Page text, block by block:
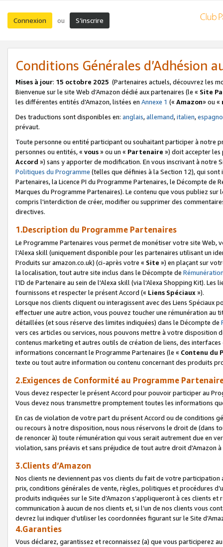
Connexion ou S’inscrire
Conditions Générales d’Adhésion
Mises à jour: 15 octobre 2025 (Partenaires actuels, découvrez les
Bienvenue sur le site Web d’Amazon dédié aux partenaires (le « Site
les différentes entités d’Amazon, listées en Annexe 1 (« Amazon» ou «
Des traductions sont disponibles en: anglais,allemand,italien,
prévaut.
Toute personne ou entité participant ou souhaitant participer à notre
personnes ou entités, « vous» ou un « Partenaire ») doit accepter les
Accord ») sans y apporter de modification. En vous inscrivant à notre
Politiques du Programme (telles que définies à la Section 12), qui
Partenaires, la Licence PI du Programme Partenaires, le Décompte de
Marques du Programme Partenaires). Le contenu que vous publiez
compris l'interdiction de créer, modifier ou supprimer des
directives.
1.Description du Programme Partenaires
Le Programme Partenaires vous permet de monétiser votre site Web,
l'Alexa skill (uniquement disponible pour les partenaires utilisant un
Produits sur amazon.co.uk) (ci-après votre « Site ») en plaçant sur
la localisation, tout autre site inclus dans le Décompte de
l'ID de Partenaire au sein de l'Alexa skill (via l'Alexa Shopping Kit).
fournissons et respecter le présent Accord (« Liens Spéciaux»).
Lorsque nos clients cliquent ou interagissent avec des Liens Spéciaux
effectuer une autre action, vous pouvez toucher une rémunération
détaillées (et sous réserve des limites indiquées) dans le Décompte de
vers ces articles ou services, nous pouvons mettre à votre disposition
contenus marketing et autres outils de création de liens, des
informations concernant le Programme Partenaires (le « Contenu du
texte ou tout autre information ou contenu concernant des produits
2.Exigences de Conformité au Programme
Vous devez respecter le présent Accord pour pouvoir participer au
Vous devez nous transmettre promptement toutes les informations
En cas de violation de votre part du présent Accord ou de conditions
ou recours à notre disposition, nous nous réservons le droit de (dans
de renoncer à) toute rémunération qui vous serait autrement due en
violation, sans préavis et sans préjudice de tout autre droit
3.Clients d’Amazon
Nos clients ne deviennent pas vos clients du fait de votre
prix, conditions générales de vente, règles, politiques et procédures
produits indiquées sur le Site d’Amazon s’appliqueront à ces clients
communication à aucun de nos clients et, si l’un de nos clients vous
devrez lui indiquer d’utiliser les coordonnées figurant sur le Site
4.Garanties
Vous déclarez, garantissez et reconnaissez (a) que vous participerez